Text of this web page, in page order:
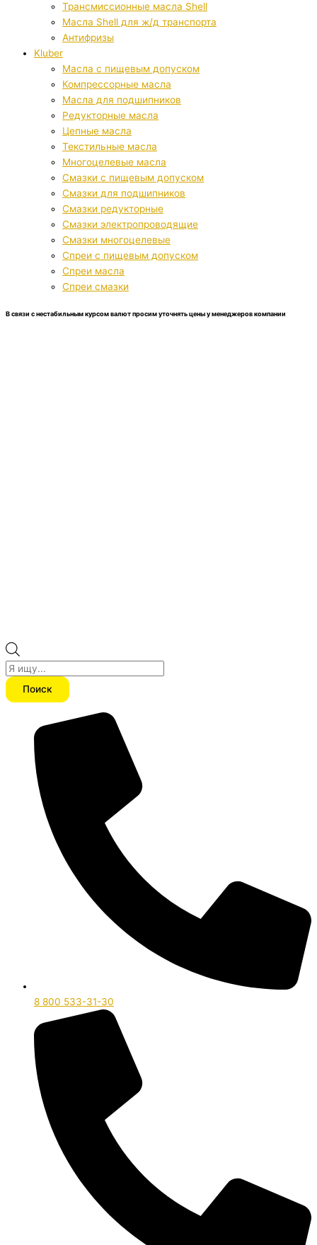
Трансмиссионные масла Shell
Масла Shell для ж/д транспорта
Антифризы
Kluber
Масла с пищевым допуском
Компрессорные масла
Масла для подшипников
Редукторные масла
Цепные масла
Текстильные масла
Многоцелевые масла
Смазки с пищевым допуском
Смазки для подшипников
Смазки редукторные
Смазки электропроводящие
Смазки многоцелевые
Спреи с пищевым допуском
Спреи масла
Спреи смазки
В связи с нестабильным курсом валют просим уточнять цены у менеджеров компании
Поиск
8 800 533-31-30